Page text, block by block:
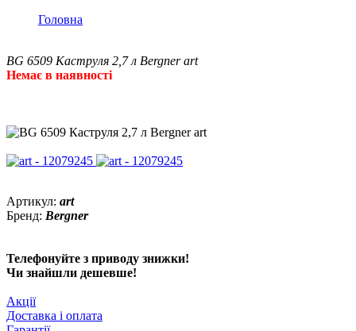
Головна
BG 6509 Каструля 2,7 л Bergner art
Немає в наявності
Артикул: art
Бренд: Bergner
Телефонуйте з приводу знижки!
Чи знайшли дешевше!
Акції
Доставка і оплата